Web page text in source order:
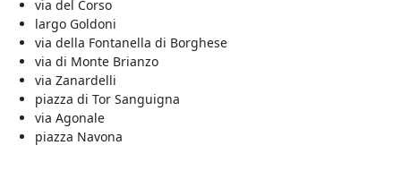
via del Corso
largo Goldoni
via della Fontanella di Borghese
via di Monte Brianzo
via Zanardelli
piazza di Tor Sanguigna
via Agonale
piazza Navona